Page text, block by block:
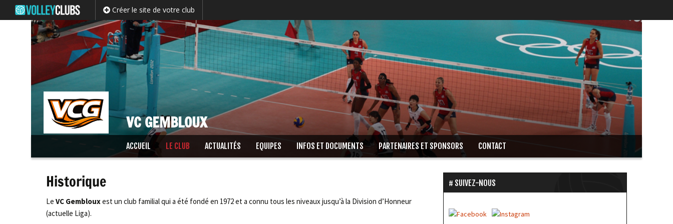
Créer le site de votre club
VC GEMBLOUX
ACCUEIL LE CLUB ACTUALITÉS EQUIPES INFOS ET DOCUMENTS PARTENAIRES ET SPONSORS CONTACT
Historique
Le VC Gemblouxest un club familial qui a été fondé en 1972 et a connu tous les niveaux jusqu’à la Division d’Honneur
(actuelle Liga).
SUIVEZ-NOUS